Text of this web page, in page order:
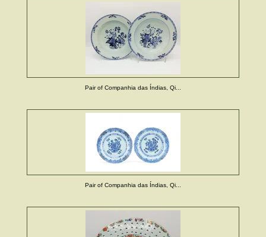
Pair of Companhia das Índias, Qi...
Pair of Companhia das Índias, Qi...